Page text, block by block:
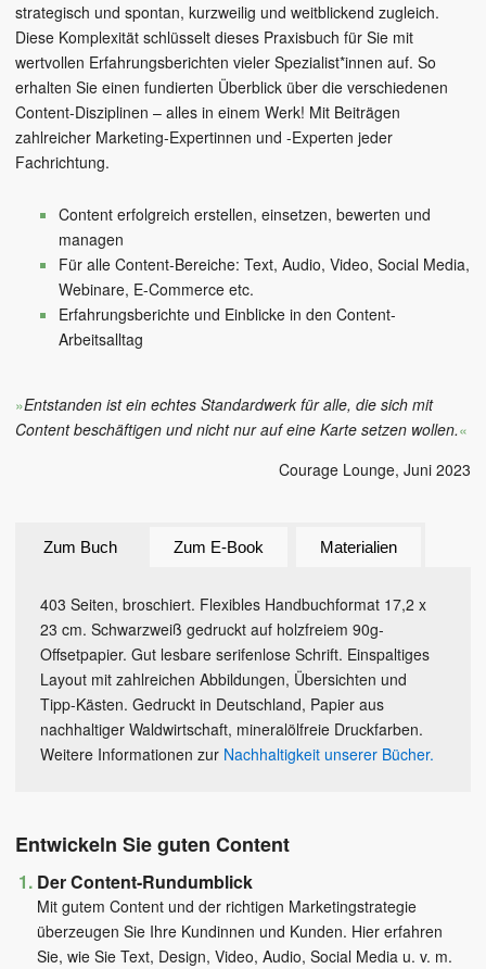
strategisch und spontan, kurzweilig und weitblickend zugleich.
Diese Komplexität schlüsselt dieses Praxisbuch für Sie mit
wertvollen Erfahrungsberichten vieler Spezialist*innen auf. So
erhalten Sie einen fundierten Überblick über die verschiedenen
Content-Disziplinen – alles in einem Werk! Mit Beiträgen
zahlreicher Marketing-Expertinnen und -Experten jeder
Fachrichtung.
Content erfolgreich erstellen, einsetzen, bewerten und
managen
Für alle Content-Bereiche: Text, Audio, Video, Social Media,
Webinare, E-Commerce etc.
Erfahrungsberichte und Einblicke in den Content-
Arbeitsalltag
»Entstanden ist ein echtes Standardwerk für alle, die sich mit
Content beschäftigen und nicht nur auf eine Karte setzen wollen.«
Courage Lounge, Juni 2023
Zum Buch Zum E-Book Materialien
403 Seiten, broschiert. Flexibles Handbuchformat 17,2 x
23 cm. Schwarzweiß gedruckt auf holzfreiem 90g-
Offsetpapier. Gut lesbare serifenlose Schrift. Einspaltiges
Layout mit zahlreichen Abbildungen, Übersichten und
Tipp-Kästen. Gedruckt in Deutschland, Papier aus
nachhaltiger Waldwirtschaft, mineralölfreie Druckfarben.
Weitere Informationen zur Nachhaltigkeit unserer Bücher.
Entwickeln Sie guten Content
Der Content-Rundumblick
Mit gutem Content und der richtigen Marketingstrategie
überzeugen Sie Ihre Kundinnen und Kunden. Hier erfahren
Sie, wie Sie Text, Design, Video, Audio, Social Media u. v. m.